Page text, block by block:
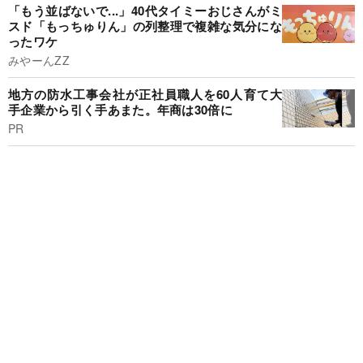
「もう並ばないで...」40代タイミーおじさんがミ
スド「もっちゅりん」の列整理で複雑な気分にな
ったワケ
みやーんZZ
地方の防水工事会社が正社員職人を60人育て大
手企業から引く手あまた。年商は30倍に
PR